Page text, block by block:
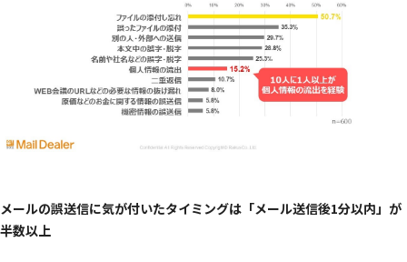
メールの誤送信に気が付いたタイミングは「メール送信後1分以内」が
半数以上